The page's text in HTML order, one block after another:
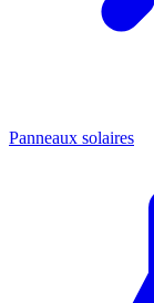
Panneaux solaires